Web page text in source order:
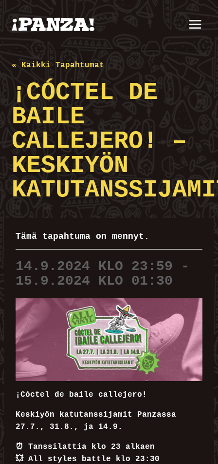
sisältöön
« Kaikki Tapahtumat
¡CÓCTEL DE
BAILE
CALLEJERO! –
KESKIYÖN
Tämä tapahtuma on mennyt.
14.9.2024 KLO 23:59 -
15.9.2024 KLO 01:30
¡Cóctel de baile callejero!
Keskiyön katutanssijamit Panzassa
27.7., 31.8., ja 14.9.
⏰ Tanssilattia klo 23 alkaen
💥 All styles battle klo 23:30